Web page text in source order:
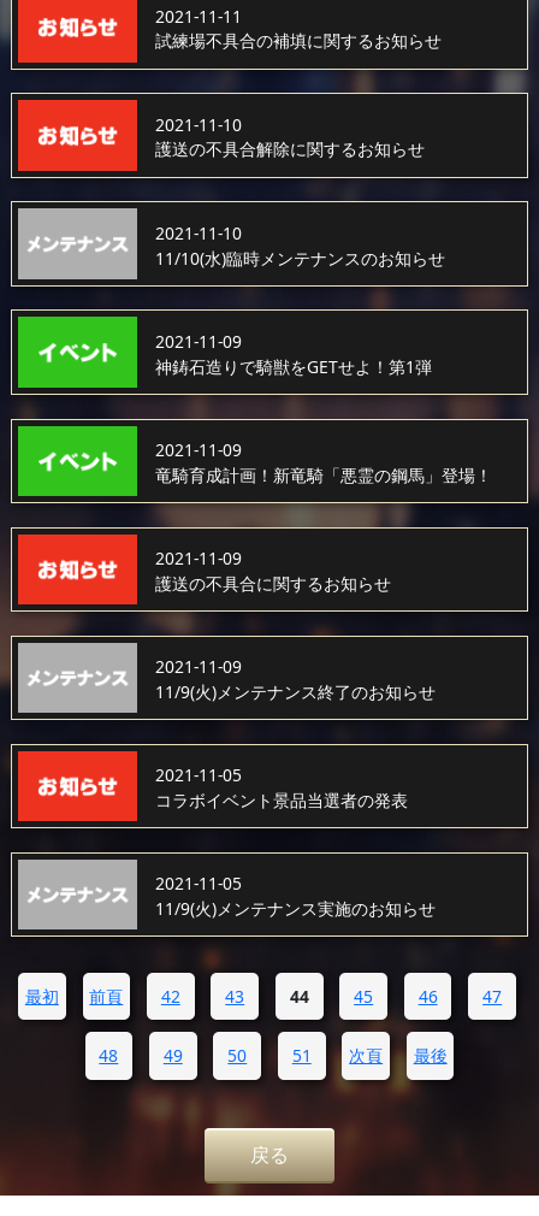
2021-11-11
試練場不具合の補填に関するお知らせ
2021-11-10
護送の不具合解除に関するお知らせ
2021-11-10
11/10(水)臨時メンテナンスのお知らせ
2021-11-09
神鋳石造りで騎獣をGETせよ！第1弾
2021-11-09
竜騎育成計画！新竜騎「悪霊の鋼馬」登場！
2021-11-09
護送の不具合に関するお知らせ
2021-11-09
11/9(火)メンテナンス終了のお知らせ
2021-11-05
コラボイベント景品当選者の発表
2021-11-05
11/9(火)メンテナンス実施のお知らせ
最初 前頁 42 43 44 45 46 47
48 49 50 51 次頁 最後
戻る